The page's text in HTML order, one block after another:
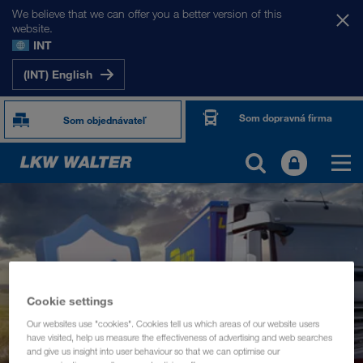
We believe that we can offer you a better version of this
website.
INT
(INT) English
Som objednávateľ Som dopravná firma
TOGETHER WE DRIVE
WE LOAD
WE CARE
Cookie settings
Our websites use "cookies". Cookies tell us which areas of our website users
have visited, help us measure the effectiveness of advertising and web searches
and give us insight into user behaviour so that we can optimise our